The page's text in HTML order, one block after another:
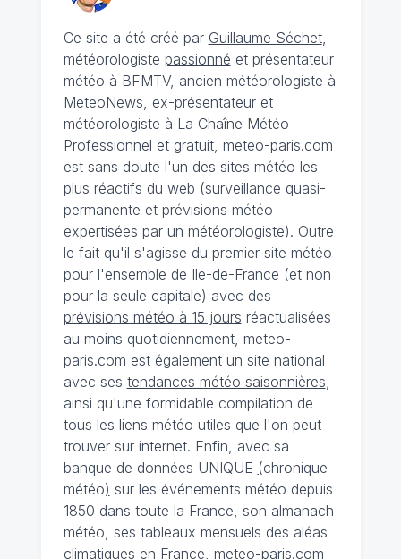
Ce site a été créé par Guillaume Séchet,
météorologiste passionné et présentateur
météo à BFMTV, ancien météorologiste à
MeteoNews, ex-présentateur et
météorologiste à La Chaîne Météo
Professionnel et gratuit, meteo-paris.com
est sans doute l'un des sites météo les
plus réactifs du web (surveillance quasi-
permanente et prévisions météo
expertisées par un météorologiste). Outre
le fait qu'il s'agisse du premier site météo
pour l'ensemble de Ile-de-France (et non
pour la seule capitale) avec des
prévisions météo à 15 jours réactualisées
au moins quotidiennement, meteo-
paris.com est également un site national
avec ses tendances météo saisonnières,
ainsi qu'une formidable compilation de
tous les liens météo utiles que l'on peut
trouver sur internet. Enfin, avec sa
banque de données UNIQUE (chronique
météo) sur les événements météo depuis
1850 dans toute la France, son almanach
météo, ses tableaux mensuels des aléas
climatiques en France, meteo-paris.com